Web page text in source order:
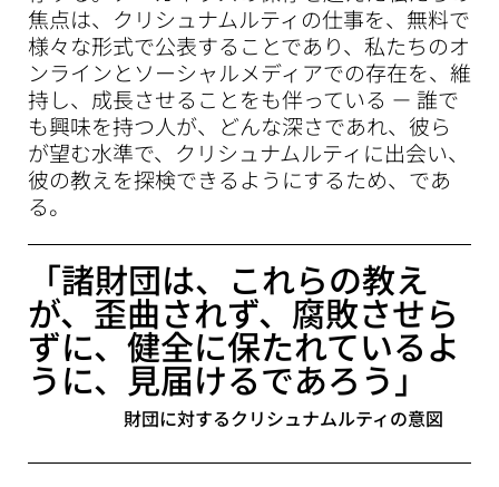
焦点は、クリシュナムルティの仕事を、無料で
様々な形式で公表することであり、私たちのオ
ンラインとソーシャルメディアでの存在を、維
持し、成長させることをも伴っている － 誰で
も興味を持つ人が、どんな深さであれ、彼ら
が望む水準で、クリシュナムルティに出会い、
彼の教えを探検できるようにするため、であ
る。
「諸財団は、これらの教え
が、歪曲されず、腐敗させら
ずに、健全に保たれているよ
うに、見届けるであろう」
財団に対するクリシュナムルティの意図